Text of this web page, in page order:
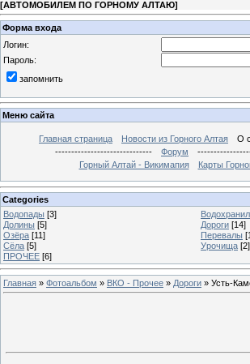
[АВТОМОБИЛЕМ ПО ГОРНОМУ АЛТАЮ]
Форма входа
Логин:
Пароль:
запомнить
Меню сайта
Главная страница Новости из Горного Алтая О
------------------------------
Форум
Горный Алтай - Викимапия
Карты
Categories
Водопады [3]
Долины [5] Дороги [14]
Озёра [11] Перевалы
Сёла [5] Урочища [2]
ПРОЧЕЕ [6]
Главная » Фотоальбом » ВКО - Прочее » Дороги » Усть-